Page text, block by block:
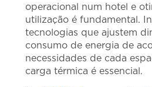
operacional num hotel e
utilização é fundamental.
tecnologias que ajustem
consumo de energia de
necessidades de cada
carga térmica é essencial.